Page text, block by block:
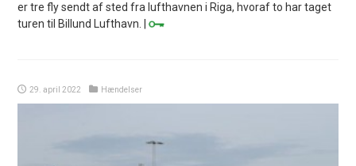
er tre fly sendt af sted fra lufthavnen i Riga, hvoraf to har taget
turen til Billund Lufthavn. |
29. april 2022 Hændelser